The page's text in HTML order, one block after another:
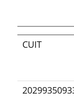
CUIT